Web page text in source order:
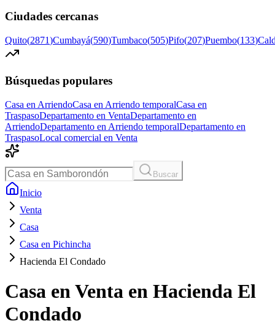
Ciudades cercanas
Quito(2871)Cumbayá(590)Tumbaco(505)Pifo(207)Puembo(133)
Búsquedas populares
Casa en ArriendoCasa en Arriendo temporalCasa en
TraspasoDepartamento en VentaDepartamento en
ArriendoDepartamento en Arriendo temporalDepartamento en
TraspasoLocal comercial en Venta
Buscar
Inicio
Venta
Casa
Casa en Pichincha
Hacienda El Condado
Casa en Venta en Hacienda El
Condado